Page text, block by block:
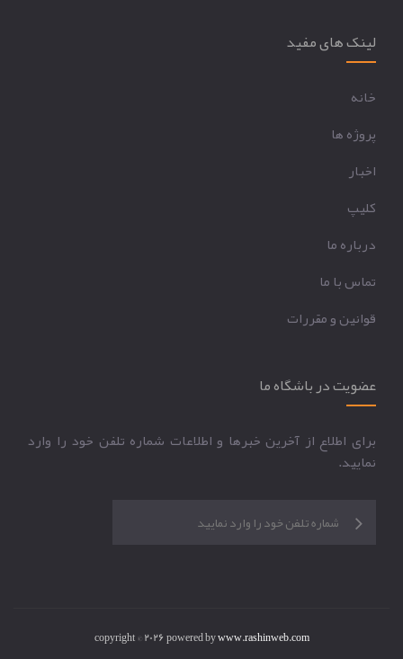
لینک های مفید
خانه
پروژه ها
اخبار
کليپ
درباره ما
تماس با ما
قوانين و مقررات
عضویت در باشگاه ما
برای اطلاع از آخرین خبرها و اطلاعات شماره تلفن خود را وارد
نمایید.
copyright © 2026 powered bywww.rashinweb.com